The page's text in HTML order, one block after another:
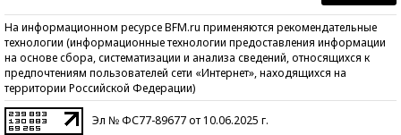
На информационном ресурсе BFM.ru применяются рекомендательные
технологии (информационные технологии предоставления информации
на основе сбора, систематизации и анализа сведений, относящихся к
предпочтениям пользователей сети «Интернет», находящихся на
территории Российской Федерации)
Эл № ФС77-89677 от 10.06.2025 г.